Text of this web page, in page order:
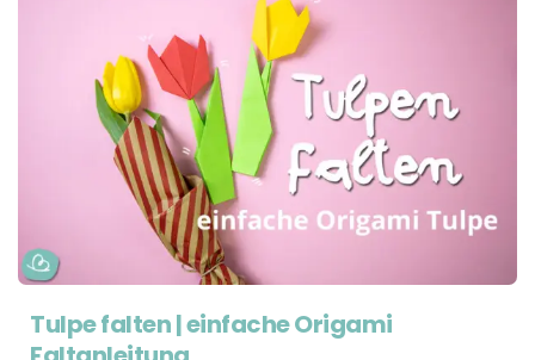
Tulpe falten | einfache Origami